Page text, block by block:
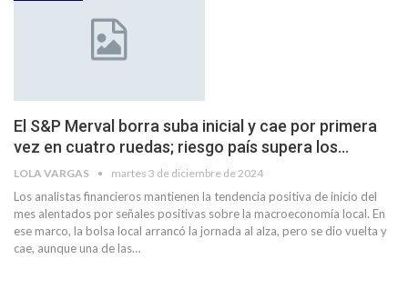
El S&P Merval borra suba inicial y cae por primera
vez en cuatro ruedas; riesgo país supera los…
LOLA VARGAS martes 3 de diciembre de 2024
Los analistas financieros mantienen la tendencia positiva de inicio del
mes alentados por señales positivas sobre la macroeconomía local. En
ese marco, la bolsa local arrancó la jornada al alza, pero se dio vuelta y
cae, aunque una de las…